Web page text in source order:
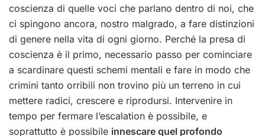
coscienza di quelle voci che parlano dentro di noi, che
ci spingono ancora, nostro malgrado, a fare distinzioni
di genere nella vita di ogni giorno. Perché la presa di
coscienza è il primo, necessario passo per cominciare
a scardinare questi schemi mentali e fare in modo che
crimini tanto orribili non trovino più un terreno in cui
mettere radici, crescere e riprodursi. Intervenire in
tempo per fermare l’escalation è possibile, e
soprattutto è possibile innescare quel profondo